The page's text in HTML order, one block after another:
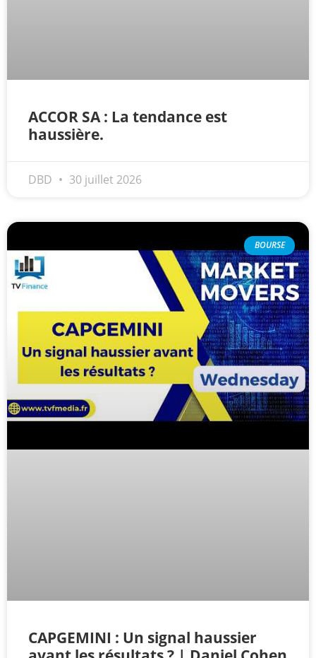
ACCOR SA : La tendance est
haussière.
DBD 30 juillet 2026
BOURSE
CAPGEMINI : Un signal haussier